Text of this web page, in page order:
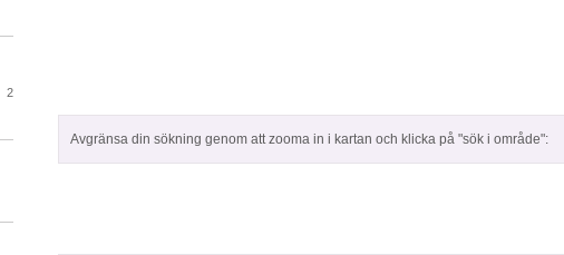
Avgränsa din sökning genom att zooma in i kartan och klicka på "sök i område":
2